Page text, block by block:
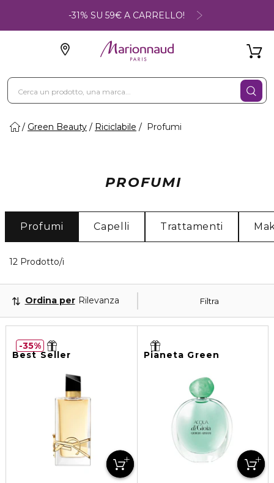
-31% SU 59€ A CARRELLO!
Green Beauty Riciclabile Profumi
PROFUMI
Profumi Capelli Trattamenti
12 Prodotto/i
Filtra
Ordina per Rilevanza
Best Seller
35%
Pianeta Green